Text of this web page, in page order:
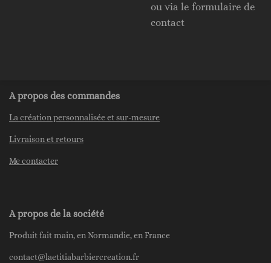
ou via le formulaire de
contact
A propos des commandes
La création personnalisée et sur-mesure
Livraison et retours
Me contacter
A propos de la société
Produit fait main, en Normandie, en France
contact@laetitiabarbiercreation.fr